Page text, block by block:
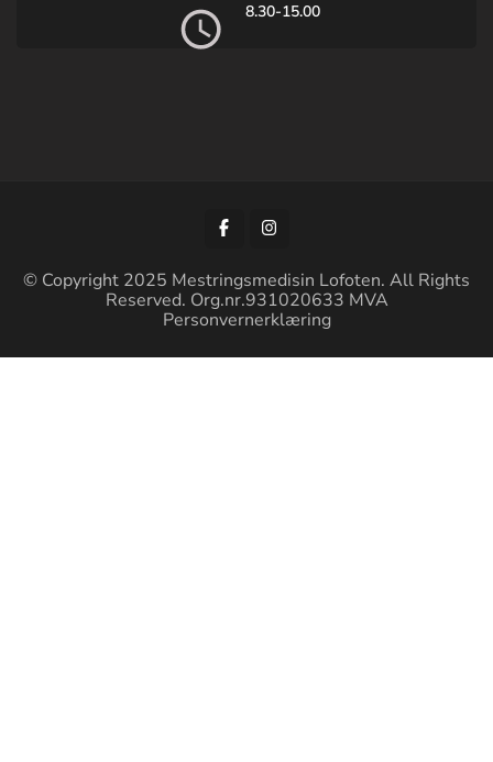
8.30-15.00
© Copyright 2025 Mestringsmedisin Lofoten. All Rights
Reserved. Org.nr.931020633 MVA
Personvernerklæring